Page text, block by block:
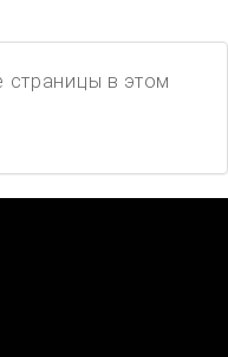
страницы в этом